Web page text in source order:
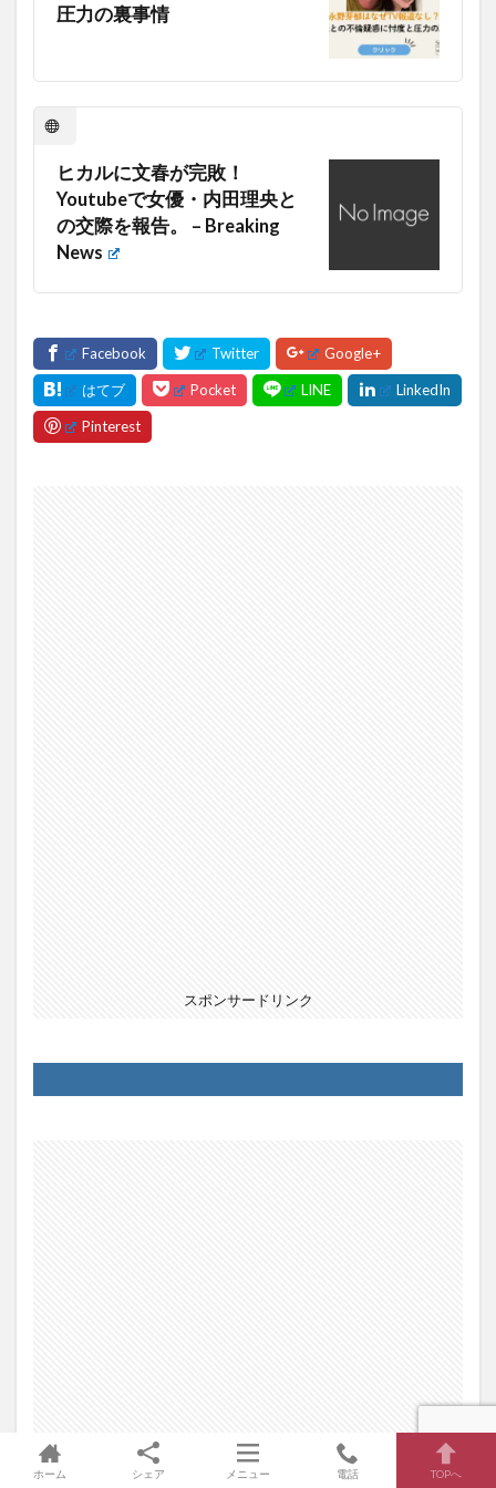
圧力の裏事情
ヒカルに文春が完敗！
Youtubeで女優・内田理央と
の交際を報告。 – Breaking
News
スポンサードリンク
ホーム シェア メニュー 電話 TOPへ